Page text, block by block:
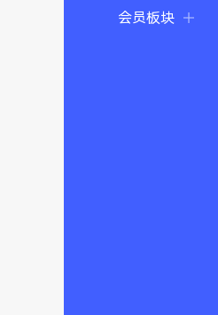
会员板块